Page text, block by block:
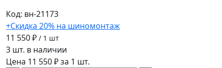
Код: вн-21173
+Скидка 20% на шиномонтаж
11 550 ₽ / 1 шт
3 шт. в наличии
Цена 11 550 ₽ за 1 шт.